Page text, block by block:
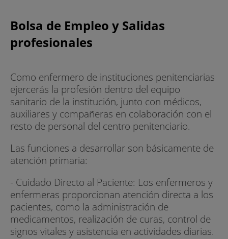
Bolsa de Empleo y Salidas
profesionales
Como enfermero de instituciones penitenciarias
ejercerás la profesión dentro del equipo
sanitario de la institución, junto con médicos,
auxiliares y compañeras en colaboración con el
resto de personal del centro penitenciario.
Las funciones a desarrollar son básicamente de
atención primaria:
- Cuidado Directo al Paciente: Los enfermeros y
enfermeras proporcionan atención directa a los
pacientes, como la administración de
medicamentos, realización de curas, control de
signos vitales y asistencia en actividades diarias.